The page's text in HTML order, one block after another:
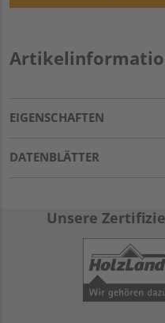
EIGENSCHAFTEN
DATENBLÄTTER
Unsere